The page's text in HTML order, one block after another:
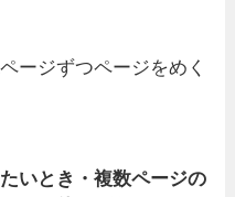
ージずつページをめく
いとき・複数ページの